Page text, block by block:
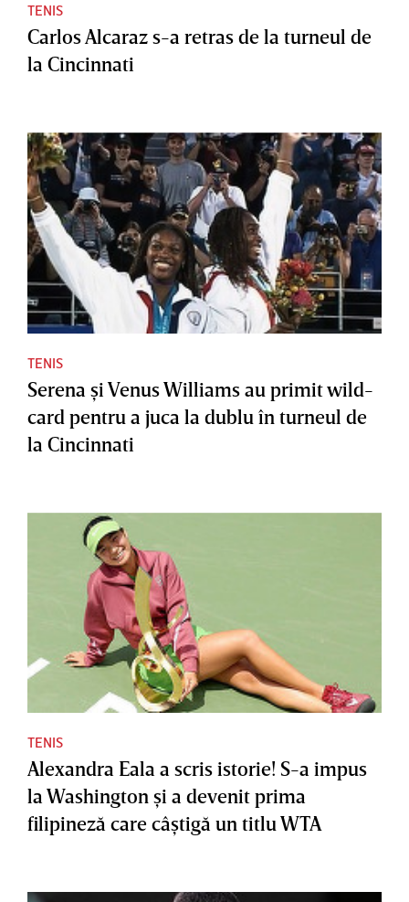
TENIS
Carlos Alcaraz s-a retras de la turneul de
la Cincinnati
TENIS
Serena şi Venus Williams au primit wild-
card pentru a juca la dublu în turneul de
la Cincinnati
TENIS
Alexandra Eala a scris istorie! S-a impus
la Washington şi a devenit prima
filipineză care câştigă un titlu WTA